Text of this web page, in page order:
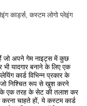
कार्ड्स, कस्टम लोगो प्लेइंग
जो अपने गेम नाइट्स में कुछ
यादगार बनाने के लिए एक
कार्ड विभिन्न प्रकार के
जो निश्चित रूप से खुश करने
के एक तरह के सेट की तलाश कर
चाहते हों, ये कस्टम कार्ड